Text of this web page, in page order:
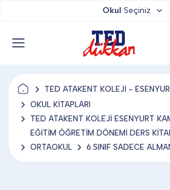
TED YAYINLARI
TED LOKUM
ANAHTARLIK
Okul Seçiniz
TED ATAKENT KOLEJİ -
OKUL KİTAPLARI
TED ATAKENT KOLEJİ ESENYURT
EĞİTİM ÖĞRETİM DÖNEMİ DERS
ORTAOKUL
6.SINIF SADECE